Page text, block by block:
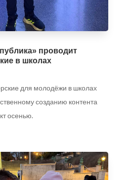
проводит
в школах
для молодёжи в школах
созданию контента
осенью.